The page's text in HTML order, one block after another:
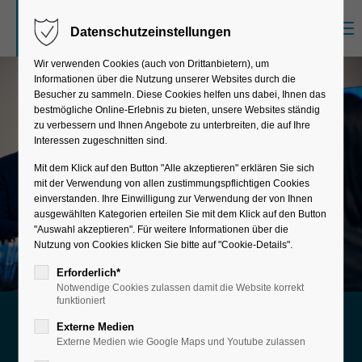
Sorry, item "offcanvas-col1" does not exist.
Sorry, item "offcanvas-col2" does not exist.
Sorry, item "offcanvas-col3" does not exist.
Sorry, item "offcanvas-col4" does not exist.
The key to a modern IT landscape
Implementation &
Datenschutzeinstellungen
Wir verwenden Cookies (auch von Drittanbietern), um
Informationen über die Nutzung unserer Websites durch die
Besucher zu sammeln. Diese Cookies helfen uns dabei, Ihnen das
bestmögliche Online-Erlebnis zu bieten, unsere Websites ständig
zu verbessern und Ihnen Angebote zu unterbreiten, die auf Ihre
Interessen zugeschnitten sind.
Mit dem Klick auf den Button "Alle akzeptieren" erklären Sie sich
mit der Verwendung von allen zustimmungspflichtigen Cookies
einverstanden. Ihre Einwilligung zur Verwendung der von Ihnen
ausgewählten Kategorien erteilen Sie mit dem Klick auf den Button
"Auswahl akzeptieren". Für weitere Informationen über die
Nutzung von Cookies klicken Sie bitte auf "Cookie-Details".
Erforderlich*
Notwendige Cookies zulassen damit die Website korrekt
funktioniert
Externe Medien
Externe Medien wie Google Maps und Youtube zulassen